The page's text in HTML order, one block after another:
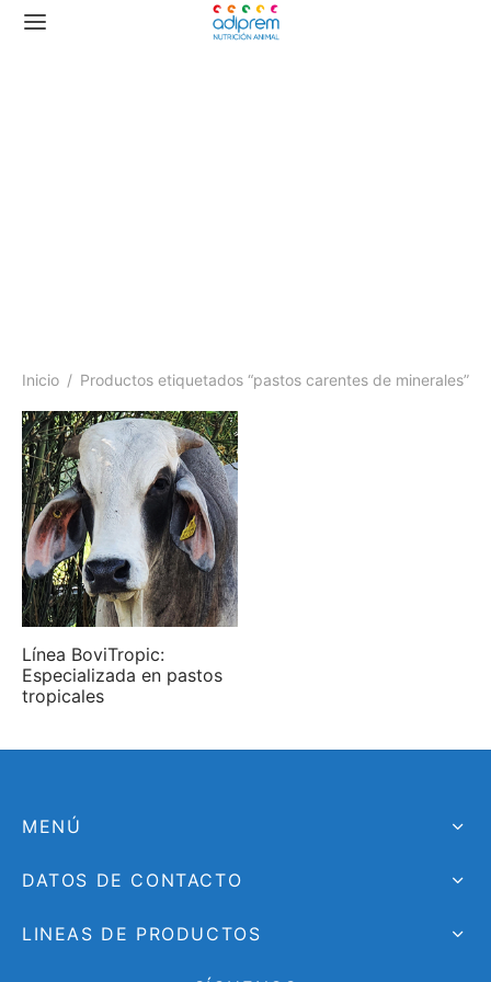
Inicio / Productos etiquetados “pastos carentes de minerales”
Línea BoviTropic:
Especializada en pastos
tropicales
MENÚ
DATOS DE CONTACTO
LINEAS DE PRODUCTOS